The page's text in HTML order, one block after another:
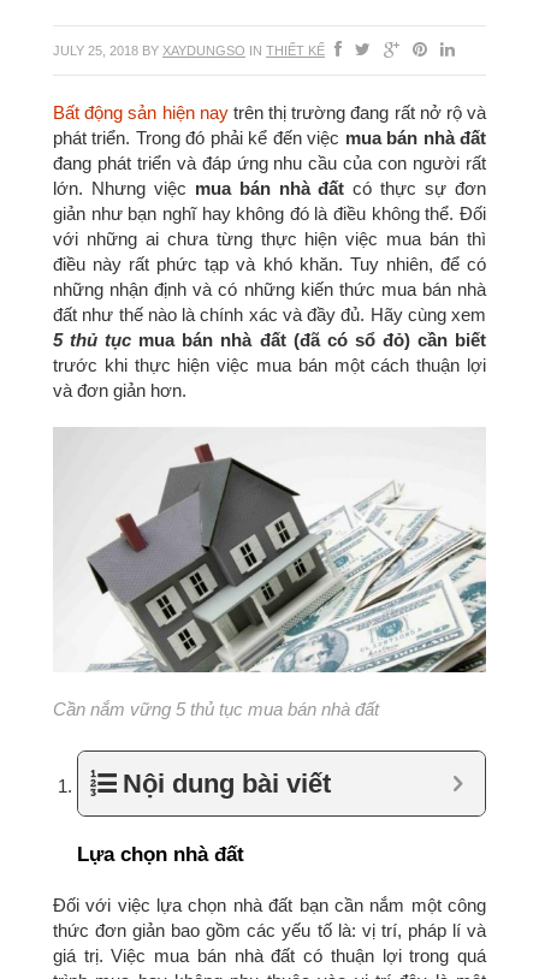
JULY 25, 2018 BY XAYDUNGSO IN THIẾT KẾ
Bất động sản hiện naytrên thị trường đang rất nở rộ và
phát triển. Trong đó phải kể đến việc mua bán nhà đất
đang phát triển và đáp ứng nhu cầu của con người rất
lớn. Nhưng việc mua bán nhà đấtcó thực sự đơn
giản như bạn nghĩ hay không đó là điều không thể. Đối
với những ai chưa từng thực hiện việc mua bán thì
điều này rất phức tạp và khó khăn. Tuy nhiên, để có
những nhận định và có những kiến thức mua bán nhà
đất như thế nào là chính xác và đầy đủ. Hãy cùng xem
5 thủ tục mua bán nhà đất (đã có sổ đỏ) cần biết
trước khi thực hiện việc mua bán một cách thuận lợi
và đơn giản hơn.
Cần nắm vững 5 thủ tục mua bán nhà đất
Nội dung bài viết
Lựa chọn nhà đất
Đối với việc lựa chọn nhà đất bạn cần nắm một công
thức đơn giản bao gồm các yếu tố là: vị trí, pháp lí và
giá trị. Việc mua bán nhà đất có thuận lợi trong quá